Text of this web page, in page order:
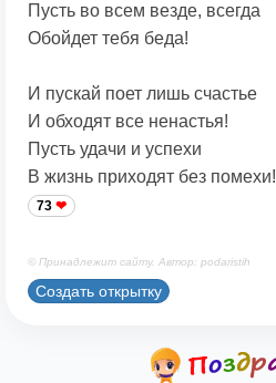
Пусть во всем везде, всегда
Обойдет тебя беда!
И пускай поет лишь счастье
И обходят все ненастья!
Пусть удачи и успехи
В жизнь приходят без помехи!
73
© Принадлежит сайту. Автор: podaristih
Создать открытку